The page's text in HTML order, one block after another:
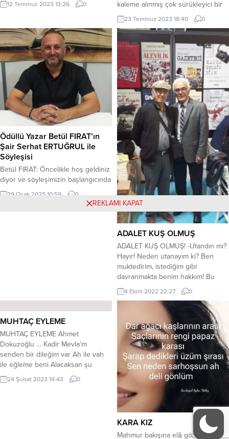
kabalığın önünü eğer ki şiirle
yakalayamazsak, şiirin küllenen
ateşini tekrar canlandıramazsak
korkarım ki kısa bir zaman sonra;
içimizdeki onca cici kuşlar
kanatlanmayacak,...
12 Temmuz 2023 13:26 0
kaleme alınmış çok sürükleyici bir
roman. Bu kitabı okurken; tarihi
kalıntıların ve sanat eserlerinin (taş
yerinde ağırdır misali) yerinde
sergilenmesinin ne anlama
geldiğini, bu eserlerin nasıl ve
kimler tarafından kaçırıldığına şahit
oluyorsunuz. İlk bakışta, çocuklara
tarih bilinci kazandırmak...
23 Temmuz 2023 18:40 0
Ödüllü Yazar Betül FIRAT’ın
Şair Serhat ERTUĞRUL ile
Söyleşisi
Betül FIRAT: Öncelikle hoş geldiniz
diyor ve söyleşimizin başlangıcında
bir iki cümleyle sizi tanımak
istiyoruz. Serhat Ertuğrul kimdir?
29 Ocak 2025 10:59 0
ADALET KUŞ OLMUŞ
ADALET KUŞ OLMUŞ! -Utandın mı?
Hayır! Neden utanayım ki? Ben
muktedirim, istediğim gibi
davranmakta benim hakkım! Bu
isteğe, herhangi birilerini, herhangi
bir yerde gereğinde sorgusuz,
sualsiz darp etmekte dahil. Acımam!
Böyle biline. -Nerede geliyor, bu
yoğurdun bolluğu? Dün beyaz
Türklerindi bu hak, bu gün
bilakaydışartsız bizim
anlıyormusun? -Anlıyorum,
anlamasına da;...
4 Ekim 2022 22:27 0
MUHTAÇ EYLEME
MUHTAÇ EYLEME Ahmet
Dokuzoğlu … Kadir Mevla’m
senden bir dileğim var Ah ile vah
ile eğleme beni Alacaksan şu
canımı çabuk al Yer ile sınayıp
deneme beni Gözüm görmez oldu
24 Şubat 2023 14:43 0
KARA KIZ
Mahmur bakışına elâ gözüne Ne
REKLAMI KAPAT